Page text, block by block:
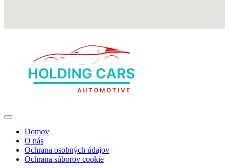
Domov
O nás
Ochrana osobných údajov
Ochrana súborov cookie